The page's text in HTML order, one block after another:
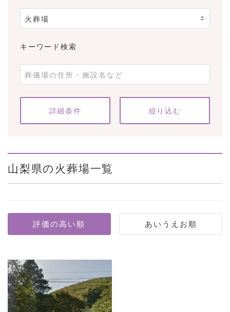
キーワード検索
条件をクリア
詳細条件
山梨県の火葬場一覧